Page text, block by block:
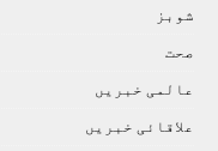
شوبز
صحت
عالمی خبريں
علاقائی خبريں